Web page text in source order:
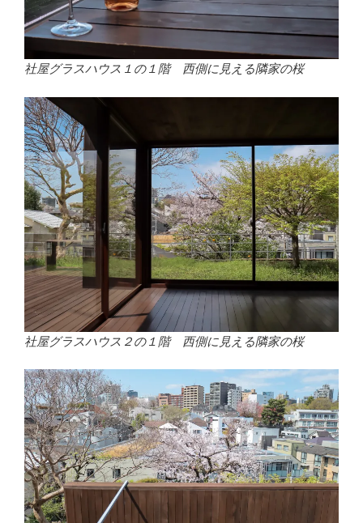
社屋グラスハウス１の１階 西側に見える隣家の桜
社屋グラスハウス２の１階 西側に見える隣家の桜